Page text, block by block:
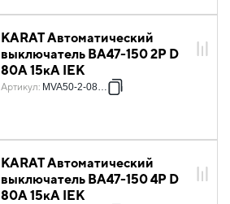
KARAT Автоматический
выключатель ВА47-150 2P D
80А 15кА IEK
Артикул: MVA50-2-080-D
KARAT Автоматический
выключатель ВА47-150 4P D
80А 15кА IEK